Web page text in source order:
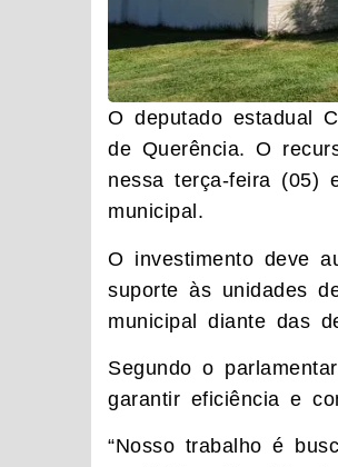
O deputado estadual
de Querência. O
nessa terça-feira (05)
municipal.
O investimento deve
suporte às unidades
municipal diante das
Segundo o
garantir eficiência e
“Nosso trabalho é